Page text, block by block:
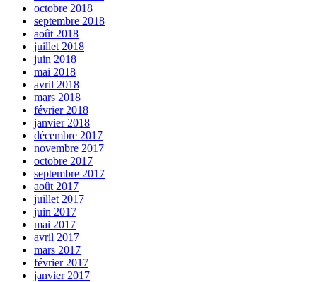
octobre 2018
septembre 2018
août 2018
juillet 2018
juin 2018
mai 2018
avril 2018
mars 2018
février 2018
janvier 2018
décembre 2017
novembre 2017
octobre 2017
septembre 2017
août 2017
juillet 2017
juin 2017
mai 2017
avril 2017
mars 2017
février 2017
janvier 2017